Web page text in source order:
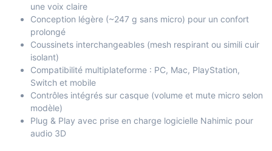
une voix claire
Conception légère (~247 g sans micro) pour un confort
prolongé
Coussinets interchangeables (mesh respirant ou simili cuir
isolant)
Compatibilité multiplateforme : PC, Mac, PlayStation,
Switch et mobile
Contrôles intégrés sur casque (volume et mute micro selon
modèle)
Plug & Play avec prise en charge logicielle Nahimic pour
audio 3D